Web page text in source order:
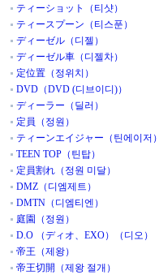
ティーショット（티샷）
ティースプーン（티스푼）
ディーゼル（디젤）
ディーゼル車（디젤차）
定位置（정위치）
DVD（DVD (디브이디)）
ディーラー（딜러）
定員（정원）
ティーンエイジャー（틴에이저）
TEEN TOP（틴탑）
定員割れ（정원 미달）
DMZ（디엠제트）
DMTN（디엠티엔）
庭園（정원）
D.O （ディオ、EXO）（디오）
帝王（제왕）
帝王切開（제왕 절개）